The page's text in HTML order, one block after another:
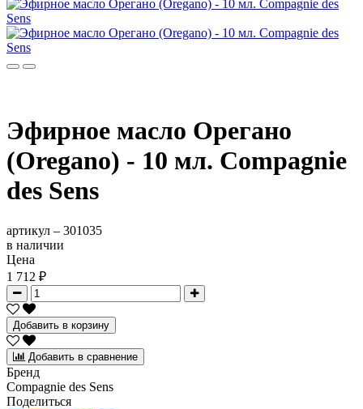
Эфирное масло Орегано
(Oregano) - 10 мл. Compagnie
des Sens
артикул – 301035
в наличии
Цена
1 712 ₽
Добавить в корзину
Добавить в сравнение
Бренд
Compagnie des Sens
Поделиться